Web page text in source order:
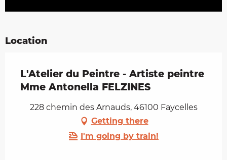
Location
L'Atelier du Peintre - Artiste peintre
Mme Antonella FELZINES
228 chemin des Arnauds, 46100 Faycelles
Getting there
I'm going by train!